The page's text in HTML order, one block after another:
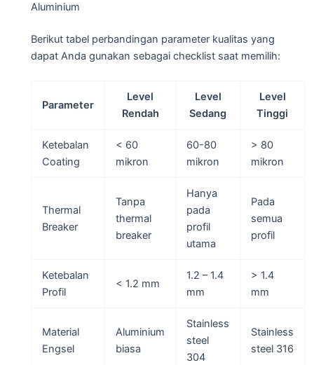
Aluminium
Berikut tabel perbandingan parameter kualitas yang
dapat Anda gunakan sebagai checklist saat memilih:
Parameter
Level
Rendah
Level
Sedang
Level
Tinggi
Ketebalan
Coating
< 60
mikron
60-80
mikron
> 80
mikron
Thermal
Breaker
Tanpa
thermal
breaker
Hanya
pada
profil
utama
Pada
semua
profil
Ketebalan
Profil
< 1.2 mm
1.2 – 1.4
mm
> 1.4
mm
Material
Engsel
Aluminium
biasa
Stainless
steel
304
Stainless
steel 316